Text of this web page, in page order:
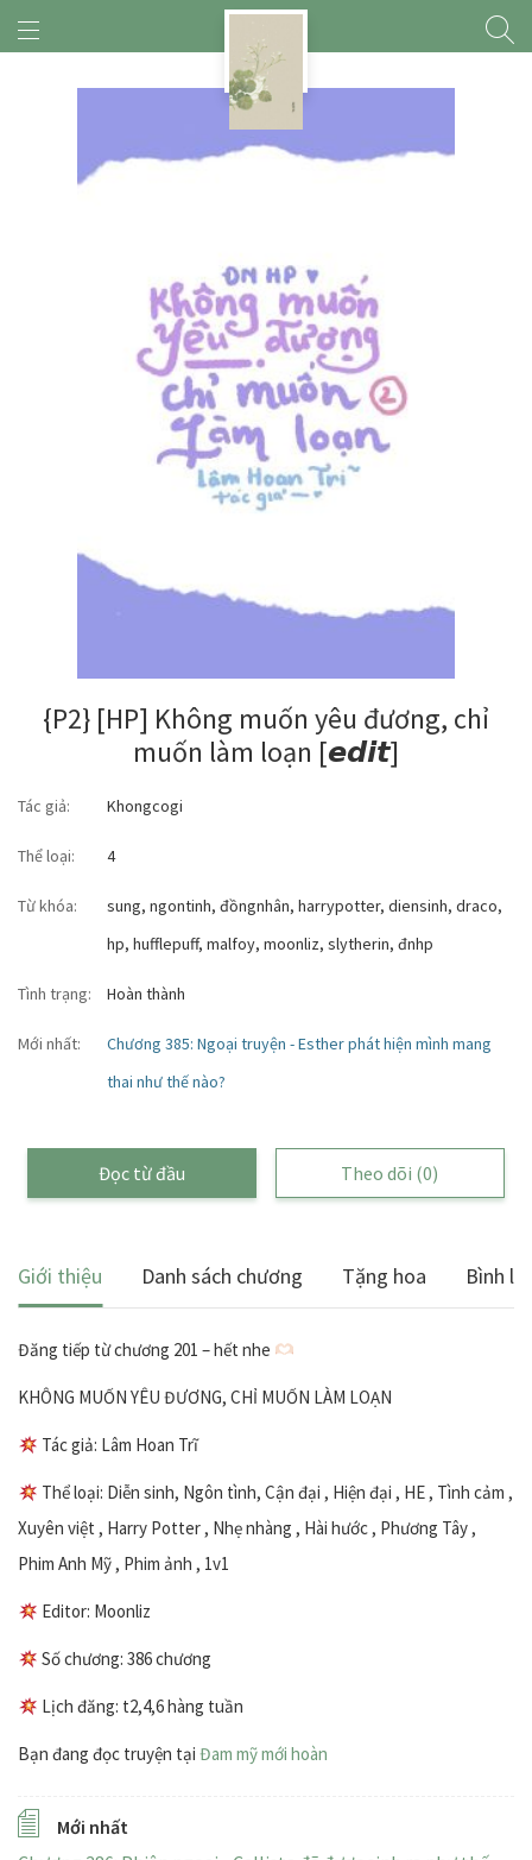
{P2} [HP] Không muốn yêu đương, chỉ
muốn làm loạn [𝙚𝙙𝙞𝙩]
Tác giả: Khongcogi
Thể loại: 4
Từ khóa: sung, ngontinh, đồngnhân, harrypotter, diensinh, draco,
hp, hufflepuff, malfoy, moonliz, slytherin, đnhp
Tình trạng: Hoàn thành
Mới nhất:
Chương 385: Ngoại truyện - Esther phát hiện mình mang
thai như thế nào?
Đọc từ đầu Theo dõi (0)
Giới thiệu Danh sách chương Tặng hoa Bình
Đăng tiếp từ chương 201 – hết nhe
KHÔNG MUỐN YÊU ĐƯƠNG, CHỈ MUỐN LÀM LOẠN
Tác giả: Lâm Hoan Trĩ
Thể loại: Diễn sinh, Ngôn tình, Cận đại , Hiện đại , HE , Tình cảm ,
Xuyên việt , Harry Potter , Nhẹ nhàng , Hài hước , Phương Tây ,
Phim Anh Mỹ , Phim ảnh , 1v1
Editor: Moonliz
Số chương: 386 chương
Lịch đăng: t2,4,6 hàng tuần
Bạn đang đọc truyện tại Đam mỹ mới hoàn
Mới nhất